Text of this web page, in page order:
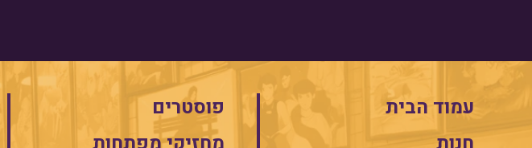
עמוד הבית
פוסטרים